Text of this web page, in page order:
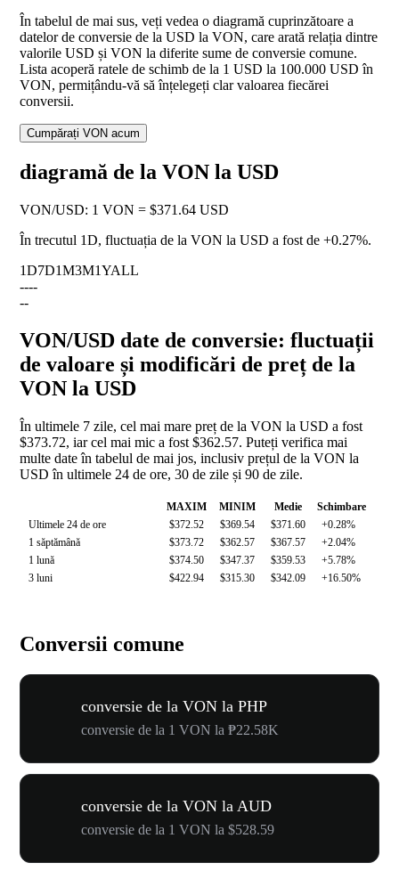
În tabelul de mai sus, veți vedea o diagramă cuprinzătoare a
datelor de conversie de la USD la VON, care arată relația dintre
valorile USD și VON la diferite sume de conversie comune.
Lista acoperă ratele de schimb de la 1 USD la 100.000 USD în
VON, permițându-vă să înțelegeți clar valoarea fiecărei
conversii.
Cumpărați VON acum
diagramă de la VON la USD
VON/USD: 1 VON = $371.64 USD
În trecutul 1D, fluctuația de la VON la USD a fost de +0.27%.
1D7D1M3M1YALL
----
--
VON/USD date de conversie: fluctuații
de valoare și modificări de preț de la
VON la USD
În ultimele 7 zile, cel mai mare preț de la VON la USD a fost
$373.72, iar cel mai mic a fost $362.57. Puteți verifica mai
multe date în tabelul de mai jos, inclusiv prețul de la VON la
USD în ultimele 24 de ore, 30 de zile și 90 de zile.
MAXIM MINIM Medie
Schimbare
Ultimele 24 de ore
$372.52 $369.54 $371.60
+0.28%
1 săptămână
$373.72 $362.57 $367.57
+2.04%
1 lună
$374.50 $347.37 $359.53
+5.78%
3 luni
$422.94 $315.30 $342.09 +16.50%
Conversii comune
conversie de la VON la PHP
conversie de la 1 VON la ₱22.58K
conversie de la VON la AUD
conversie de la 1 VON la $528.59